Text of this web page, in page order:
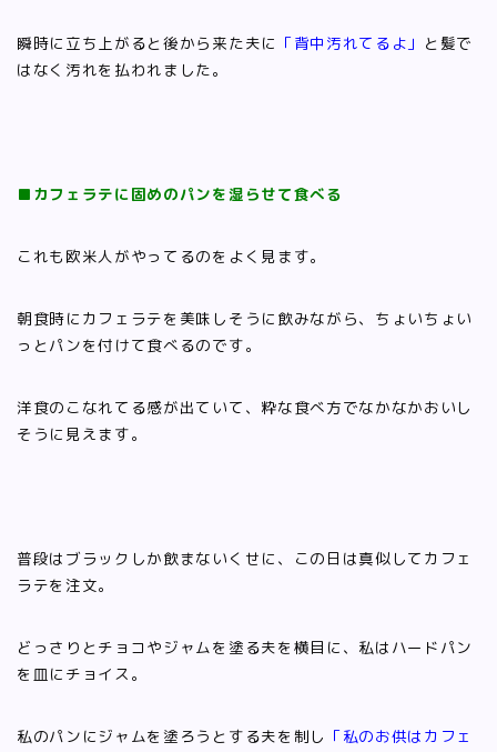
瞬時に立ち上がると後から来た夫に 「背中汚れてるよ」 と髪で
はなく汚れを払われました。
■カフェラテに固めのパンを湿らせて食べる
これも欧米人がやってるのをよく見ます。
朝食時にカフェラテを美味しそうに飲みながら、ちょいちょい
っとパンを付けて食べるのです。
洋食のこなれてる感が出ていて、粋な食べ方でなかなかおいし
そうに見えます。
普段はブラックしか飲まないくせに、この日は真似してカフェ
ラテを注文。
どっさりとチョコやジャムを塗る夫を横目に、私はハードパン
を皿にチョイス。
私のパンにジャムを塗ろうとする夫を制し 「私のお供はカフェ